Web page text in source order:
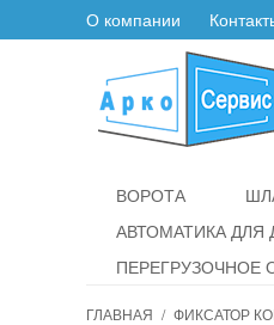
О компании
ВОРОТА
АВТОМАТИКА ДЛЯ
ПЕРЕГРУЗОЧНОЕ
ГЛАВНАЯ / ФИКСАТОР